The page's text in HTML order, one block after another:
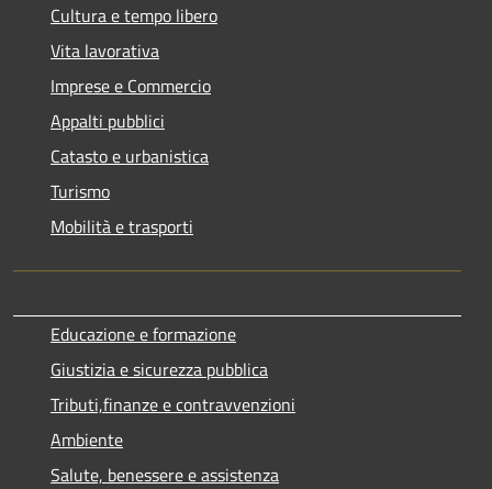
Cultura e tempo libero
Vita lavorativa
Imprese e Commercio
Appalti pubblici
Catasto e urbanistica
Turismo
Mobilità e trasporti
Educazione e formazione
Giustizia e sicurezza pubblica
Tributi,finanze e contravvenzioni
Ambiente
Salute, benessere e assistenza